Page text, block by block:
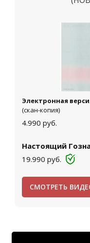
Электронная
(скан-копия)
4.990 руб.
Настоящий
19.990 руб.
СМОТРЕТЬ